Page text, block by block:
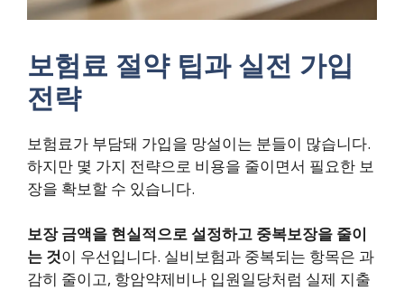
보험료 절약 팁과 실전 가입
전략
보험료가 부담돼 가입을 망설이는 분들이 많습니다.
하지만 몇 가지 전략으로 비용을 줄이면서 필요한 보
장을 확보할 수 있습니다.
보장 금액을 현실적으로 설정하고 중복보장을 줄이
는 것이 우선입니다. 실비보험과 중복되는 항목은 과
감히 줄이고, 항암약제비나 입원일당처럼 실제 지출